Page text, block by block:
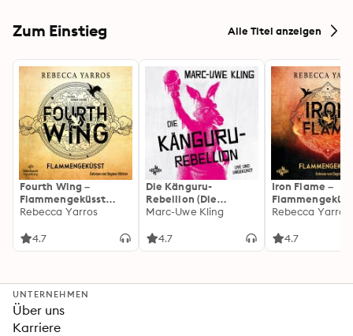
Zum Einstieg Alle Titel anzeigen
Fourth Wing –
Flammengeküsst
(Flammengeküsst-
Rebecca Yarros
4.7
Die Känguru-
Rebellion (Die
Känguru-Werke 5)
Marc-Uwe Kling
4.7
Iron Flame –
heißersehnte
Rebecca Yarros
4.7
UNTERNEHMEN
Über uns
Karriere